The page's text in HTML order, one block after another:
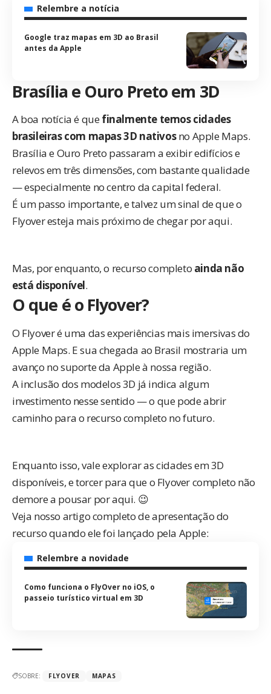
Relembre a notícia
Google traz mapas em 3D ao Brasil
antes da Apple
Brasília e Ouro Preto em 3D
A boa notícia é que finalmente temos cidades
brasileiras com mapas 3D nativosno Apple Maps.
Brasília e Ouro Preto passaram a exibir edifícios e
relevos em três dimensões, com bastante qualidade
— especialmente no centro da capital federal.
É um passo importante, e talvez um sinal de que o
Flyover esteja mais próximo de chegar por aqui.
Mas, por enquanto, o recurso completo ainda não
está disponível.
O que é o Flyover?
O Flyover é uma das experiências mais imersivas do
Apple Maps. E sua chegada ao Brasil mostraria um
avanço no suporte da Apple à nossa região.
A inclusão dos modelos 3D já indica algum
investimento nesse sentido — o que pode abrir
caminho para o recurso completo no futuro.
Enquanto isso, vale explorar as cidades em 3D
disponíveis, e torcer para que o Flyover completo não
demore a pousar por aqui. 😉
Veja nosso artigo completo de apresentação do
recurso quando ele foi lançado pela Apple:
Relembre a novidade
Como funciona o FlyOver no iOS, o
passeio turístico virtual em 3D
SOBRE: FLYOVER MAPAS